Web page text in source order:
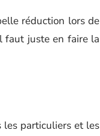
réduction lors de
faut juste en faire la
les particuliers et les